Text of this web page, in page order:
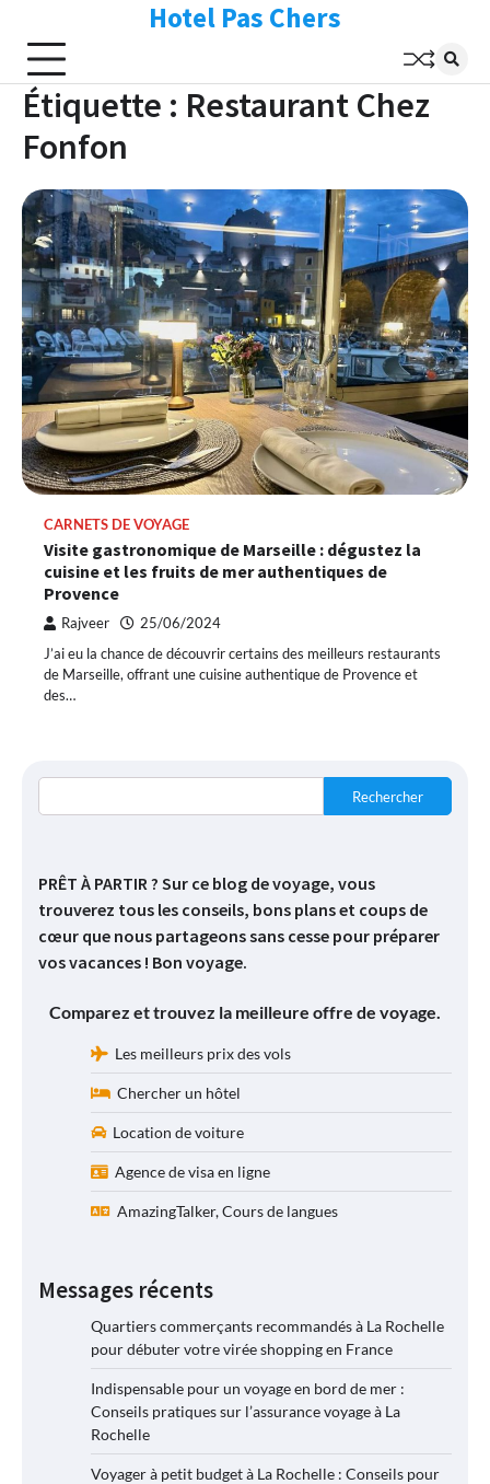
content
Hotel Pas Chers
Étiquette : Restaurant Chez
Fonfon
CARNETS DE VOYAGE
Visite gastronomique de Marseille : dégustez la
cuisine et les fruits de mer authentiques de
Provence
Rajveer 25/06/2024
J’ai eu la chance de découvrir certains des meilleurs restaurants
de Marseille, offrant une cuisine authentique de Provence et
des…
Rechercher
PRÊT À PARTIR ? Sur ce blog de voyage, vous
trouverez tous les conseils, bons plans et coups de
cœur que nous partageons sans cesse pour préparer
vos vacances ! Bon voyage.
Comparez et trouvez la meilleure offre de voyage.
Les meilleurs prix des vols
Chercher un hôtel
Location de voiture
Agence de visa en ligne
AmazingTalker, Cours de langues
Messages récents
Quartiers commerçants recommandés à La Rochelle
pour débuter votre virée shopping en France
Indispensable pour un voyage en bord de mer :
Conseils pratiques sur l’assurance voyage à La
Rochelle
Voyager à petit budget à La Rochelle : Conseils pour